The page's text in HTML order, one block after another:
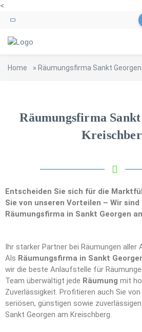
<
Home » Räumungsfirma Sankt
Räumungsfirma
Entscheiden Sie sich für die
Sie von unseren Vorteilen – Wir
Räumungsfirma in Sankt Georgen
Ihr starker Partner bei Räumungen aller
Als Räumungsfirma in Sankt
wir die beste Anlaufstelle für
Team überwältigt jede Räumung mit
Zuverlässigkeit. Profitieren auch Sie
seriösen, günstigen sowie
Sankt Georgen am Kreischberg.